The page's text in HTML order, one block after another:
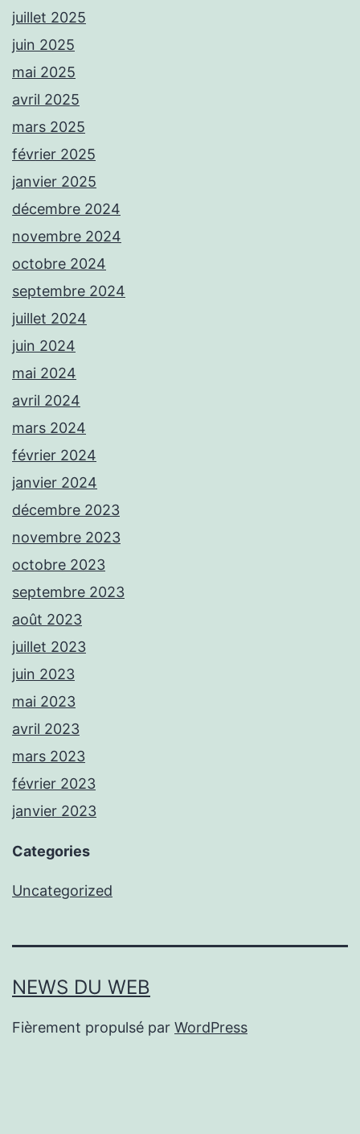
juillet 2025
juin 2025
mai 2025
avril 2025
mars 2025
février 2025
janvier 2025
décembre 2024
novembre 2024
octobre 2024
septembre 2024
juillet 2024
juin 2024
mai 2024
avril 2024
mars 2024
février 2024
janvier 2024
décembre 2023
novembre 2023
octobre 2023
septembre 2023
août 2023
juillet 2023
juin 2023
mai 2023
avril 2023
mars 2023
février 2023
janvier 2023
Categories
Uncategorized
NEWS DU WEB
Fièrement propulsé par WordPress